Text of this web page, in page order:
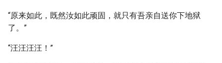
“原来如此，既然汝如此顽固，就只有吾亲自送你下地狱
了。”
“汪汪汪汪！”